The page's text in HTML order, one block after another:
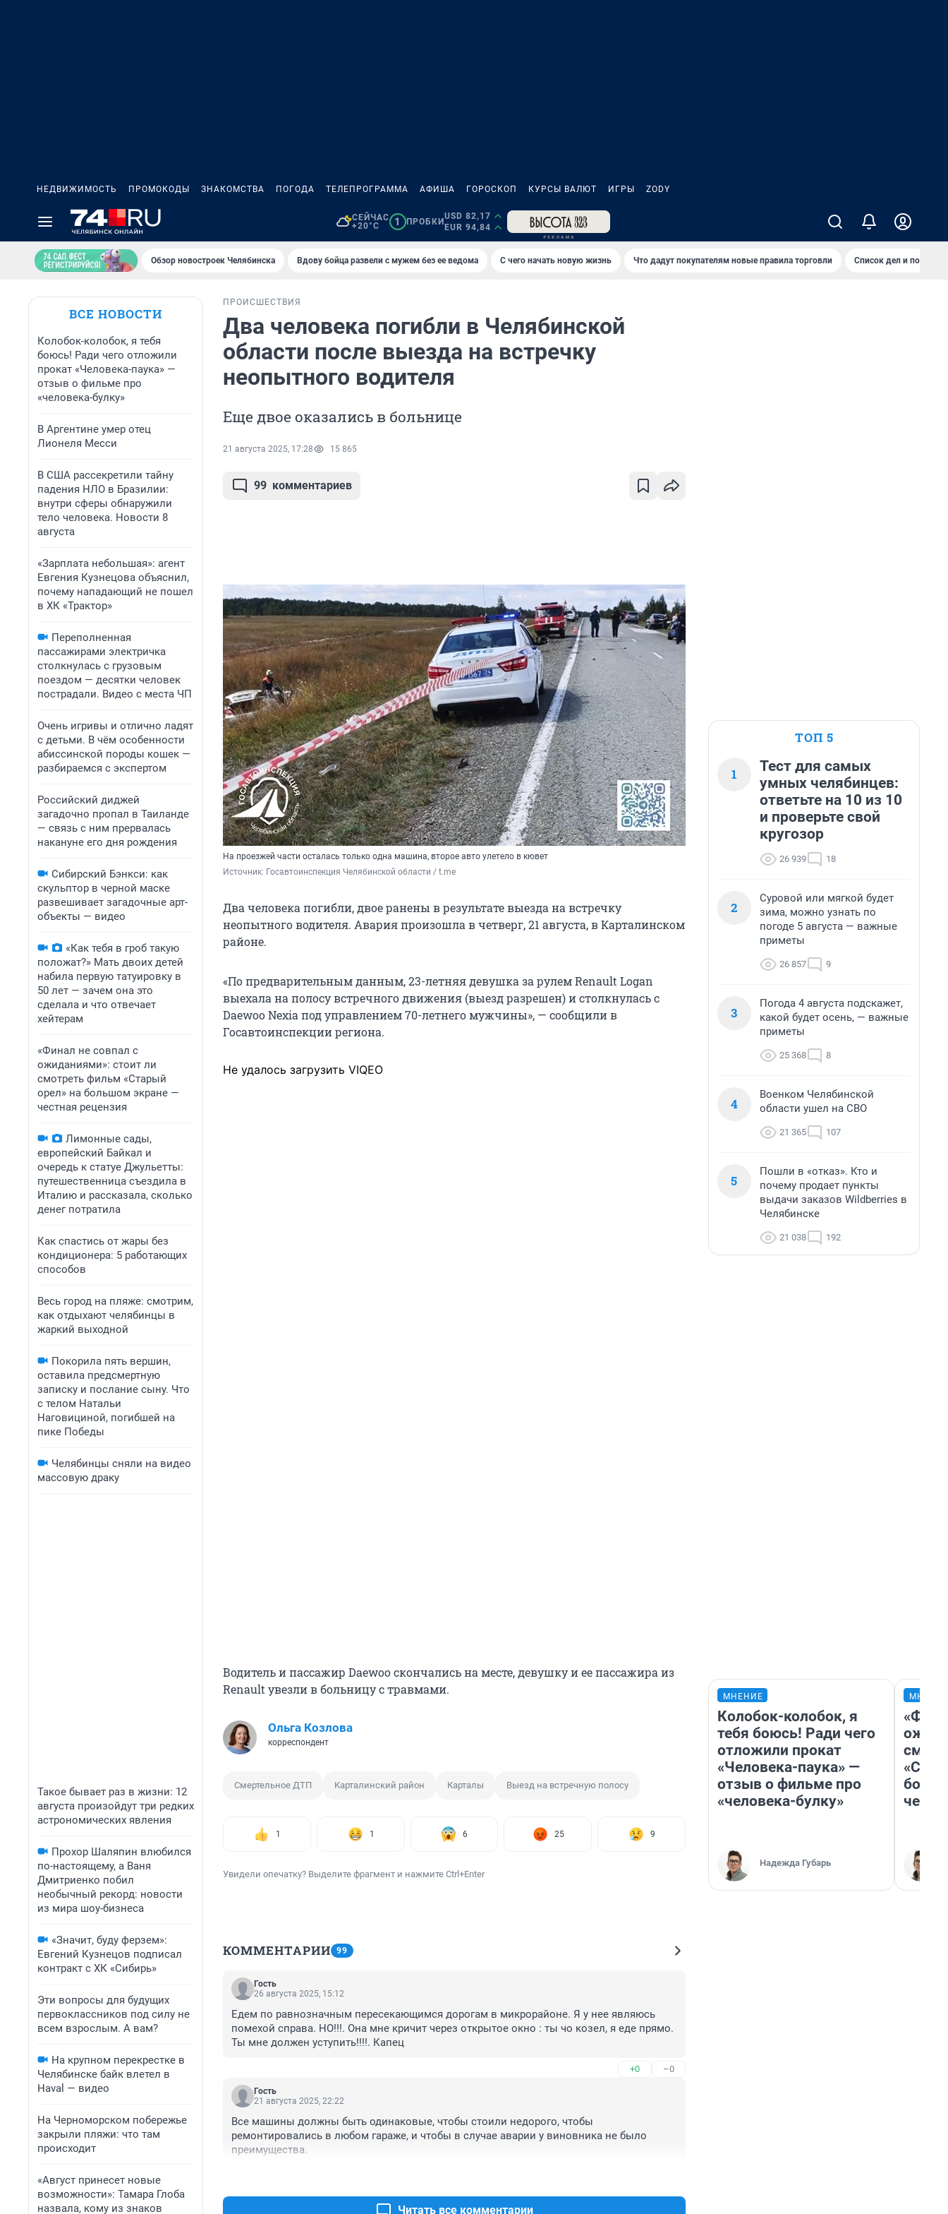
НЕДВИЖИМОСТЬ ПРОМОКОДЫ ЗНАКОМСТВА ПОГОДА ТЕЛЕПРОГРАММА АФИША ГОРОСКОП КУРСЫ ВАЛЮТ ИГРЫ ZODY
СЕЙЧАС
+20°C
1 ПРОБКИ
USD 82,17
EUR 94,84
Обзор новостроек Челябинска Вдову бойца развели с мужем без ее ведома С чего начать новую жизнь Что дадут покупателям новые правила торговли Список дел и покупок
ВСЕ НОВОСТИ
Колобок-колобок, я тебя
боюсь! Ради чего отложили
прокат «Человека-паука» —
отзыв о фильме про
«человека-булку»
В Аргентине умер отец
Лионеля Месси
В США рассекретили тайну
падения НЛО в Бразилии:
внутри сферы обнаружили
тело человека. Новости 8
августа
«Зарплата небольшая»: агент
Евгения Кузнецова объяснил,
почему нападающий не пошел
в ХК «Трактор»
Переполненная
пассажирами электричка
столкнулась с грузовым
поездом — десятки человек
пострадали. Видео с места ЧП
Очень игривы и отлично ладят
с детьми. В чём особенности
абиссинской породы кошек —
разбираемся с экспертом
Российский диджей
загадочно пропал в Таиланде
— связь с ним прервалась
накануне его дня рождения
Сибирский Бэнкси: как
скульптор в черной маске
развешивает загадочные арт-
объекты — видео
«Как тебя в гроб такую
положат?» Мать двоих детей
набила первую татуировку в
50 лет — зачем она это
сделала и что отвечает
хейтерам
«Финал не совпал с
ожиданиями»: стоит ли
смотреть фильм «Старый
орел» на большом экране —
честная рецензия
Лимонные сады,
европейский Байкал и
очередь к статуе Джульетты:
путешественница съездила в
Италию и рассказала, сколько
денег потратила
Как спастись от жары без
кондиционера: 5 работающих
способов
Весь город на пляже: смотрим,
как отдыхают челябинцы в
жаркий выходной
Покорила пять вершин,
оставила предсмертную
записку и послание сыну. Что
с телом Натальи
Наговициной, погибшей на
пике Победы
Челябинцы сняли на видео
массовую драку
Такое бывает раз в жизни: 12
августа произойдут три редких
астрономических явления
Прохор Шаляпин влюбился
по-настоящему, а Ваня
Дмитриенко побил
необычный рекорд: новости
из мира шоу-бизнеса
«Значит, буду ферзем»:
Евгений Кузнецов подписал
контракт с ХК «Сибирь»
Эти вопросы для будущих
первоклассников под силу не
всем взрослым. А вам?
На крупном перекрестке в
Челябинске байк влетел в
Haval — видео
На Черноморском побережье
закрыли пляжи: что там
происходит
«Август принесет новые
возможности»: Тамара Глоба
назвала, кому из знаков
ПРОИСШЕСТВИЯ
Два человека погибли в Челябинской
области после выезда на встречку
неопытного водителя
Еще двое оказались в больнице
21 августа 2025, 17:28 15 865
99 комментариев
На проезжей части осталась только одна машина, второе авто улетело в кювет
Источник: Госавтоинспекция Челябинской области / t.me
Два человека погибли, двое ранены в результате выезда на встречку
неопытного водителя. Авария произошла в четверг, 21 августа, в Карталинском
районе.
«По предварительным данным, 23-летняя девушка за рулем Renault Logan
выехала на полосу встречного движения (выезд разрешен) и столкнулась с
Daewoo Nexia под управлением 70-летнего мужчины», — сообщили в
Госавтоинспекции региона.
Не удалось загрузить VIQEO
Водитель и пассажир Daewoo скончались на месте, девушку и ее пассажира из
Renault увезли в больницу с травмами.
Ольга Козлова
корреспондент
Смертельное ДТП Карталинский район Карталы Выезд на встречную полосу
1 1 6 25 9
Увидели опечатку? Выделите фрагмент и нажмите Ctrl+Enter
КОММЕНТАРИИ 99
Гость
26 августа 2025, 15:12
Едем по равнозначным пересекающимся дорогам в микрорайоне. Я у нее являюсь
помехой справа. НО!!!. Она мне кричит через открытое окно : ты чо козел, я еде прямо.
Ты мне должен уступить!!!!. Капец
+0 –0
Гость
21 августа 2025, 22:22
Все машины должны быть одинаковые, чтобы стоили недорого, чтобы
ремонтировались в любом гараже, и чтобы в случае аварии у виновника не было
преимущества.
Читать все комментарии
ТОП 5
1
Тест для самых
умных челябинцев:
ответьте на 10 из 10
и проверьте свой
кругозор
26 939 18
2
Суровой или мягкой будет
зима, можно узнать по
погоде 5 августа — важные
приметы
26 857 9
3
Погода 4 августа подскажет,
какой будет осень, — важные
приметы
25 368 8
4
Военком Челябинской
области ушел на СВО
21 365 107
5
Пошли в «отказ». Кто и
почему продает пункты
выдачи заказов Wildberries в
Челябинске
21 038 192
МНЕНИЕ
Колобок-колобок, я
тебя боюсь! Ради чего
отложили прокат
«Человека-паука» —
отзыв о фильме про
«человека-булку»
Надежда Губарь